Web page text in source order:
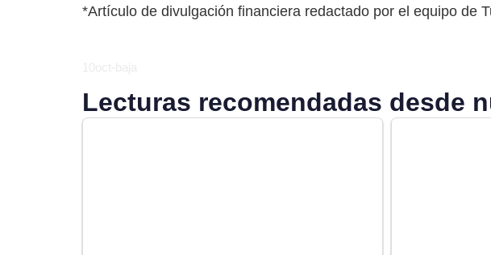
*Artículo de divulgación financiera redactado por el equipo de
Lecturas recomendadas desde